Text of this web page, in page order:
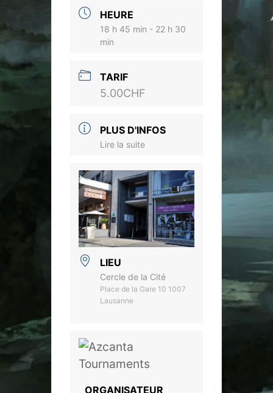
HEURE
18 h 45 min - 22 h 30
min
TARIF
5.00CHF
PLUS D'INFOS
Lire la suite
LIEU
Cercle de la Cité
Place de la Gare 10 1007
Lausanne
ORGANISATEUR